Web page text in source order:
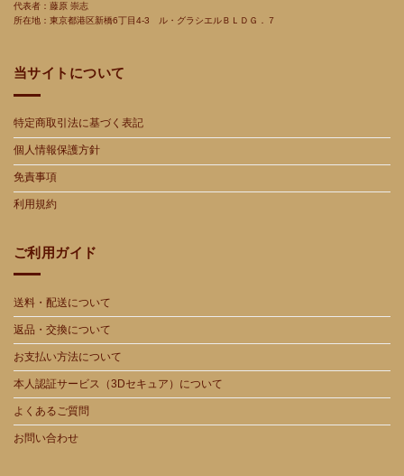
代表者：藤原 崇志
所在地：東京都港区新橋6丁目4-3 ル・グラシエルＢＬＤＧ．７
当サイトについて
特定商取引法に基づく表記
個人情報保護方針
免責事項
利用規約
ご利用ガイド
送料・配送について
返品・交換について
お支払い方法について
本人認証サービス（3Dセキュア）について
よくあるご質問
お問い合わせ